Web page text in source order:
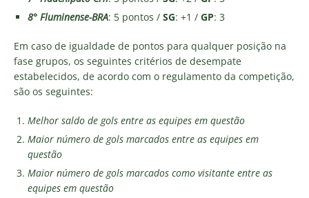
8° Fluminense-BRA: 5 pontos / SG: +1 / GP: 3
Em caso de igualdade de pontos para qualquer posição na
fase grupos, os seguintes critérios de desempate
estabelecidos, de acordo com o regulamento da competição,
são os seguintes:
Melhor saldo de gols entre as equipes em questão
Maior número de gols marcados entre as equipes em
questão
Maior número de gols marcados como visitante entre as
equipes em questão